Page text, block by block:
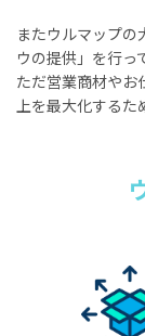
またウルマップの
ウの提供」を行っ
ただ営業商材やお
上を最大化するた